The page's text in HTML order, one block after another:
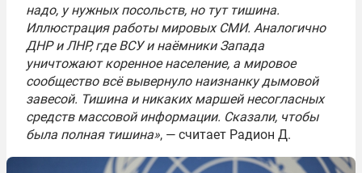
надо, у нужных посольств, но тут тишина.
Иллюстрация работы мировых СМИ. Аналогично
ДНР и ЛНР, где ВСУ и наёмники Запада
уничтожают коренное население, а мировое
сообщество всё вывернуло наизнанку дымовой
завесой. Тишина и никаких маршей несогласных
средств массовой информации. Сказали, чтобы
была полная тишина», — считает Радион Д.